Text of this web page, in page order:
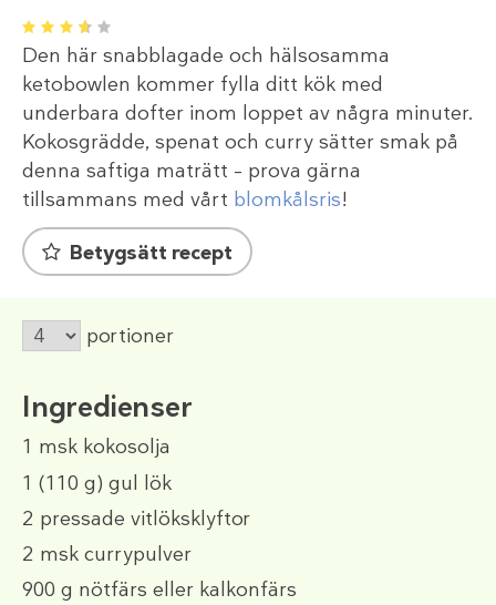
1 2 3 4 5
Den här snabblagade och hälsosamma
ketobowlen kommer fylla ditt kök med
underbara dofter inom loppet av några minuter.
Kokosgrädde, spenat och curry sätter smak på
denna saftiga maträtt – prova gärna
tillsammans med vårt blomkålsris!
Betygsätt recept
portioner
Ingredienser
1 msk kokosolja
1 (110 g) gul lök
2 pressade vitlöksklyftor
2 msk currypulver
900 g nötfärs eller kalkonfärs